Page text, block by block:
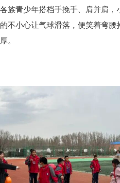
族青少年搭档手挽手、肩并肩
不小心让气球滑落，便笑着弯腰
。